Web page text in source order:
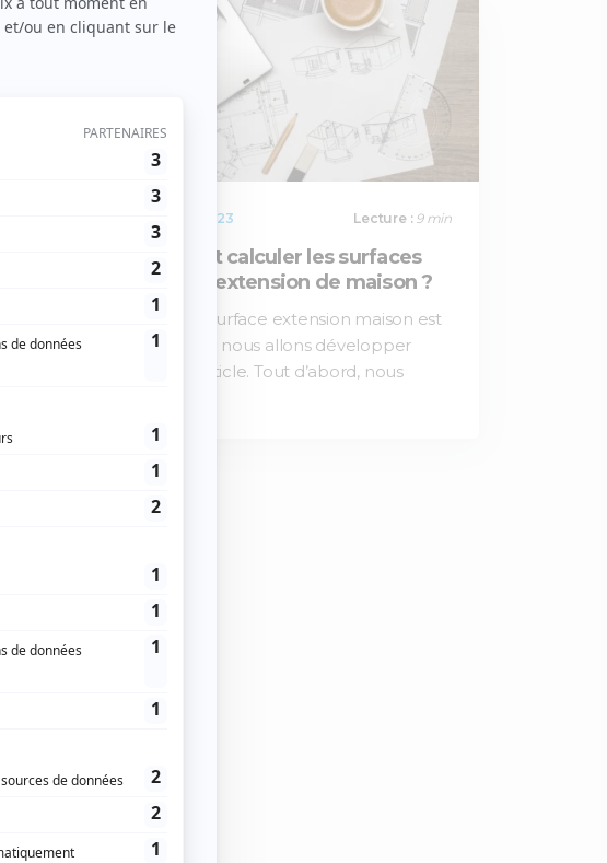
25 / 12 / 2023 Lecture : 9 min
Comment calculer les surfaces
pour une extension de maison ?
Le calcul surface extension maison est
le sujet que nous allons développer
dans cet article. Tout d’abord, nous